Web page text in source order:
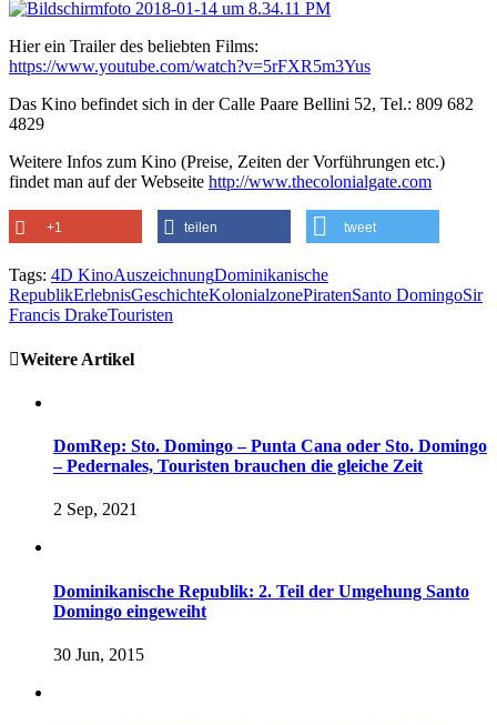
Hier ein Trailer des beliebten Films:
https://www.youtube.com/watch?v=5rFXR5m3Yus
Das Kino befindet sich in der Calle Paare Bellini 52, Tel.: 809 682
4829
Weitere Infos zum Kino (Preise, Zeiten der Vorführungen etc.)
findet man auf der Webseite http://www.thecolonialgate.com
+1 teilen tweet
Tags: 4D KinoAuszeichnungDominikanische
RepublikErlebnisGeschichteKolonialzonePiratenSanto DomingoSir
Francis DrakeTouristen
Weitere Artikel
DomRep: Sto. Domingo – Punta Cana oder Sto. Domingo
– Pedernales, Touristen brauchen die gleiche Zeit
2 Sep, 2021
Dominikanische Republik: 2. Teil der Umgehung Santo
Domingo eingeweiht
30 Jun, 2015